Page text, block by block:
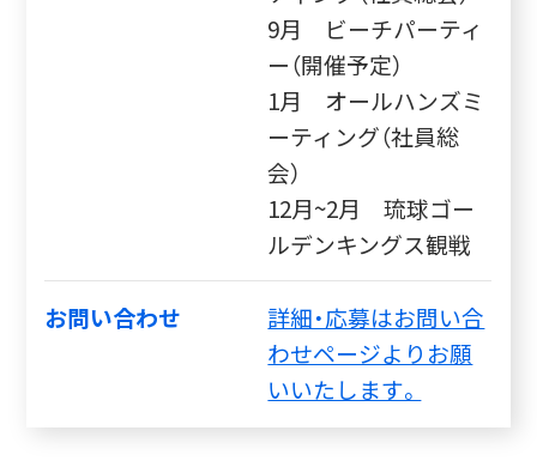
9月 ビーチパーティ
ー（開催予定）
1月 オールハンズミ
ーティング（社員総
会）
12月~2月 琉球ゴー
ルデンキングス観戦
お問い合わせ
詳細・応募はお問い合
わせページよりお願
いいたします。